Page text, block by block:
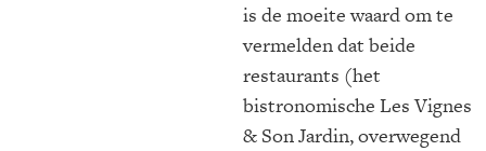
is de moeite waard om te
vermelden dat beide
restaurants (het
bistronomische Les Vignes
& Son Jardin, overwegend